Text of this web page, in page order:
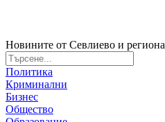
Новините от Севлиево и региона
Политика
Криминални
Бизнес
Общество